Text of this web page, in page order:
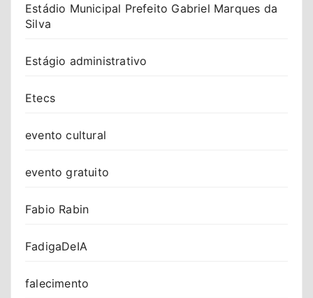
Estádio Municipal Prefeito Gabriel Marques da
Silva
Estágio administrativo
Etecs
evento cultural
evento gratuito
Fabio Rabin
FadigaDeIA
falecimento